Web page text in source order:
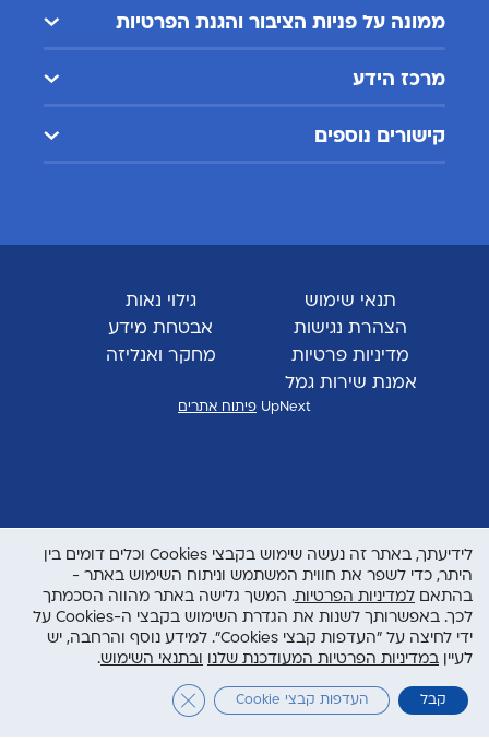
ממונה על פניות הציבור והגנת הפרטיות
מרכז הידע
קישורים נוספים
תנאי שימוש
גילוי נאות
הצהרת נגישות
אבטחת מידע
מדיניות פרטיות
מחקר ואנליזה
אמנת שירות גמל
UpNext פיתוח אתרים
לידיעתך, באתר זה נעשה שימוש בקבצי Cookies וכלים דומים בין
היתר, כדי לשפר את חווית המשתמש וניתוח השימוש באתר -
בהתאם למדיניות הפרטיות. המשך גלישה באתר מהווה הסכמתך
לכך. באפשרותך לשנות את הגדרת השימוש בקבצי ה-Cookies על
ידי לחיצה על "העדפות קבצי Cookies". למידע נוסף והרחבה, יש
לעיין במדיניות הפרטיות המעודכנת שלנו ובתנאי השימוש.
קבל העדפות קבצי Cookie Close GDPR Cookie Banner